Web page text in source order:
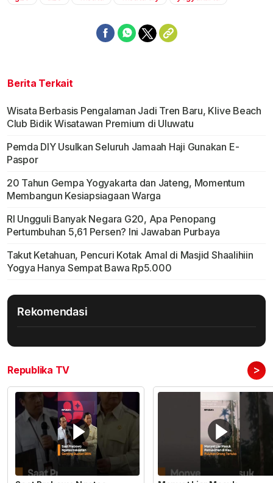
Berita Terkait
Wisata Berbasis Pengalaman Jadi Tren Baru, Klive Beach
Club Bidik Wisatawan Premium di Uluwatu
Pemda DIY Usulkan Seluruh Jamaah Haji Gunakan E-
Paspor
20 Tahun Gempa Yogyakarta dan Jateng, Momentum
Membangun Kesiapsiagaan Warga
RI Ungguli Banyak Negara G20, Apa Penopang
Pertumbuhan 5,61 Persen? Ini Jawaban Purbaya
Takut Ketahuan, Pencuri Kotak Amal di Masjid Shaalihiin
Yogya Hanya Sempat Bawa Rp5.000
Rekomendasi
Republika TV >